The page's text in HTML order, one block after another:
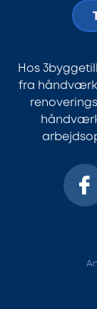
Hos
fra